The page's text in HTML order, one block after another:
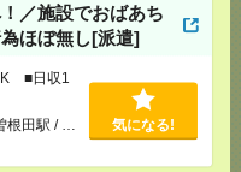
／施設でおばあち
ほぼ無し[派遣]
■日収1
根田駅 / … 気になる!
へ